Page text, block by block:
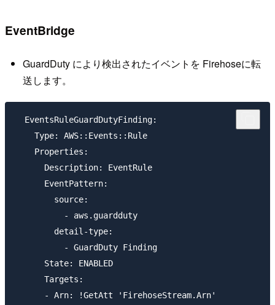
EventBridge
GuardDuty により検出されたイベントを Firehoseに転
送します。
  EventsRuleGuardDutyFinding:
    Type: AWS::Events::Rule
    Properties:
      Description: EventRule
      EventPattern:
        source:
          - aws.guardduty
        detail-type:
          - GuardDuty Finding
      State: ENABLED
      Targets:
      - Arn: !GetAtt 'FirehoseStream.Arn'